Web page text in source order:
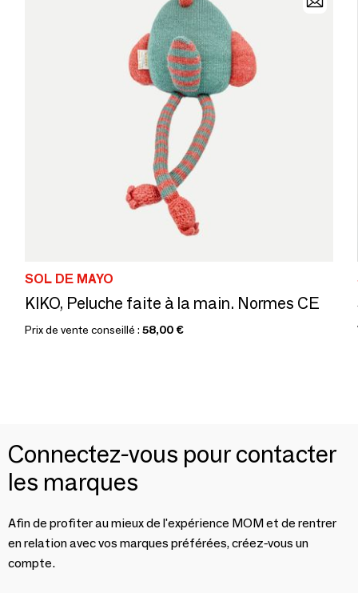
SOL DE MAYO
KIKO, Peluche faite à la main. Normes CE
Prix de vente conseillé : 58,00 €
Connectez-vous pour contacter
les marques
Afin de profiter au mieux de l'expérience MOM et de rentrer
en relation avec vos marques préférées, créez-vous un
compte.